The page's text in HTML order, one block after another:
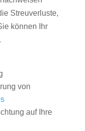
Streuverluste,
können Ihr
von
auf Ihre